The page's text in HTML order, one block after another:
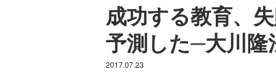
成功する教育、
予測した─大川隆
2017.07.23